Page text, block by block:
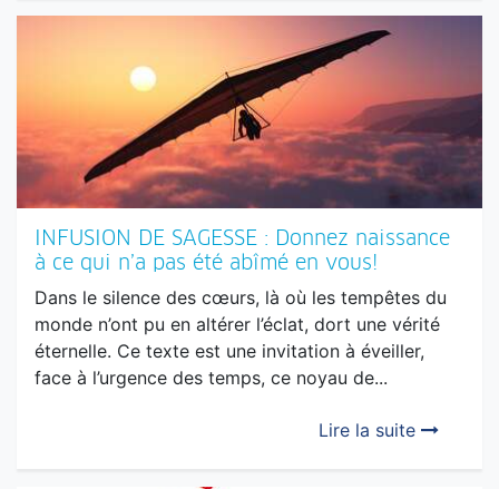
INFUSION DE SAGESSE : Donnez naissance
à ce qui n’a pas été abîmé en vous!
monde n’ont pu en altérer l’éclat, dort une vérité
éternelle. Ce texte est une invitation à éveiller,
face à l’urgence des temps, ce noyau de...
Lire la suite